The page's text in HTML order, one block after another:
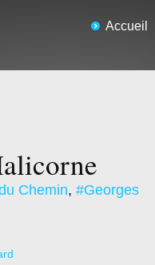
Accueil
Chemin, #Georges